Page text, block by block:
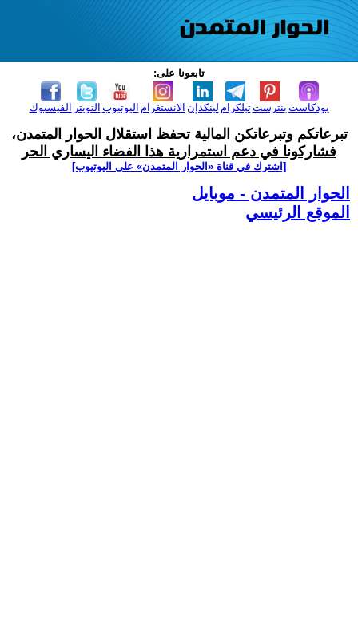
تابعونا على:
الفيسبوك التويتر اليوتيوب الانستغرام لينكدإن تيلكرامبنترست بودكاست
تبرعاتكم وتبرعاتكن المالية تحفظ استقلال الحوار المتمدن،
فشاركونا في دعم استمرارية هذا الفضاء اليساري الحر
[اشترك في قناة ‫«الحوار المتمدن» على اليوتيوب]
الحوار المتمدن - موبايل
الموقع الرئيسي